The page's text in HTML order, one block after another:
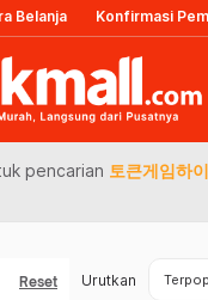
Belanja Konfirmasi
pencarian 토큰게임하
Reset Urutkan